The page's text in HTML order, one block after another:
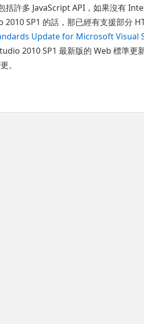
括許多 JavaScript API，如果沒有
2010 SP1 的話，那已經有支援部分
Update for Microsoft Visual
2010 SP1 最新版的 Web 標準更
。